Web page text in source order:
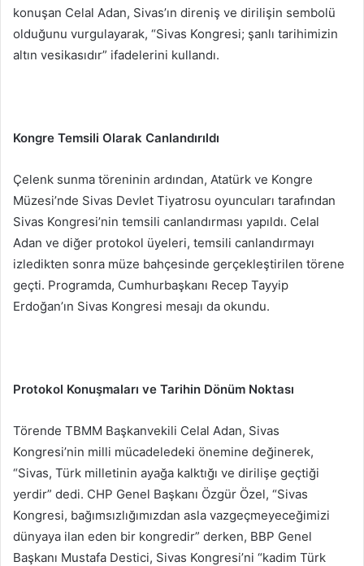
konuşan Celal Adan, Sivas’ın direniş ve dirilişin sembolü
olduğunu vurgulayarak, “Sivas Kongresi; şanlı tarihimizin
altın vesikasıdır” ifadelerini kullandı.
Kongre Temsili Olarak Canlandırıldı
Çelenk sunma töreninin ardından, Atatürk ve Kongre
Müzesi’nde Sivas Devlet Tiyatrosu oyuncuları tarafından
Sivas Kongresi’nin temsili canlandırması yapıldı. Celal
Adan ve diğer protokol üyeleri, temsili canlandırmayı
izledikten sonra müze bahçesinde gerçekleştirilen törene
geçti. Programda, Cumhurbaşkanı Recep Tayyip
Erdoğan’ın Sivas Kongresi mesajı da okundu.
Protokol Konuşmaları ve Tarihin Dönüm Noktası
Törende TBMM Başkanvekili Celal Adan, Sivas
Kongresi’nin milli mücadeledeki önemine değinerek,
“Sivas, Türk milletinin ayağa kalktığı ve dirilişe geçtiği
yerdir” dedi. CHP Genel Başkanı Özgür Özel, “Sivas
Kongresi, bağımsızlığımızdan asla vazgeçmeyeceğimizi
dünyaya ilan eden bir kongredir” derken, BBP Genel
Başkanı Mustafa Destici, Sivas Kongresi’ni “kadim Türk